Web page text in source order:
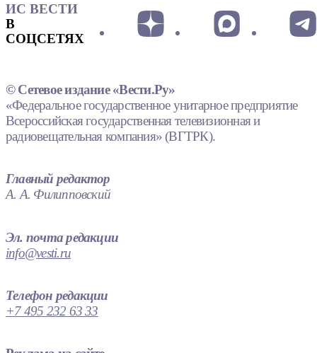
ИС ВЕСТИ
В
СОЦСЕТЯХ
© Сетевое издание «Вести.Ру»
«Федеральное государственное унитарное предприятие
Всероссийская государственная телевизионная и
радиовещательная компания» (ВГТРК).
Главный редактор
А. А. Филипповский
Эл. почта редакции
info@vesti.ru
Телефон редакции
+7 495 232 63 33